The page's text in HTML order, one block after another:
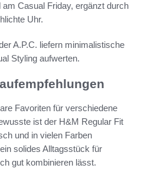
Casual Friday, ergänzt durch
Uhr.
A.P.C. liefern minimalistische
Styling aufwerten.
Favoriten für verschiedene
ist der H&M Regular Fit
und in vielen Farben
solides Alltagsstück für
gut kombinieren lässt.